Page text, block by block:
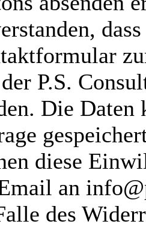
P.S.
Die Daten
diese
an
des